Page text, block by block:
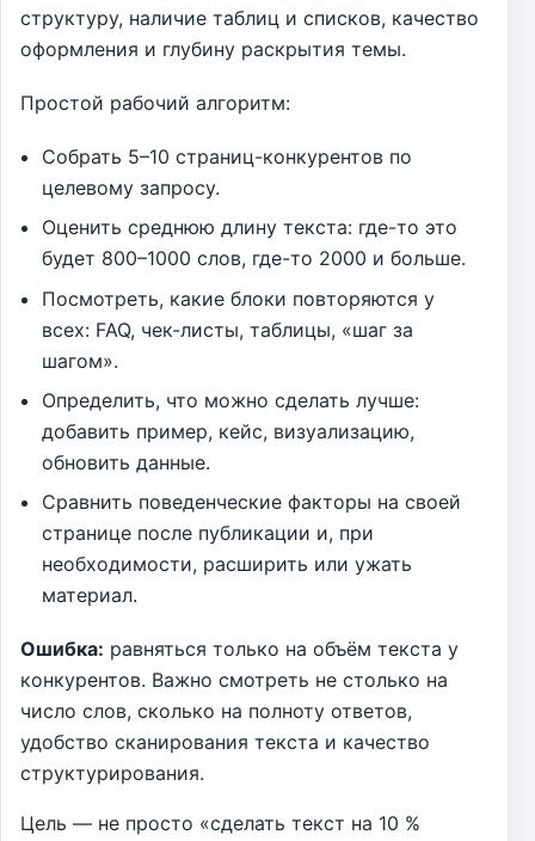
структуру, наличие таблиц и списков, качество
оформления и глубину раскрытия темы.
Простой рабочий алгоритм:
Собрать 5–10 страниц-конкурентов по
целевому запросу.
Оценить среднюю длину текста: где-то это
будет 800–1000 слов, где-то 2000 и больше.
Посмотреть, какие блоки повторяются у
всех: FAQ, чек-листы, таблицы, «шаг за
шагом».
Определить, что можно сделать лучше:
добавить пример, кейс, визуализацию,
обновить данные.
Сравнить поведенческие факторы на своей
странице после публикации и, при
необходимости, расширить или ужать
материал.
Ошибка: равняться только на объём текста у
конкурентов. Важно смотреть не столько на
число слов, сколько на полноту ответов,
удобство сканирования текста и качество
структурирования.
Цель — не просто «сделать текст на 10 %